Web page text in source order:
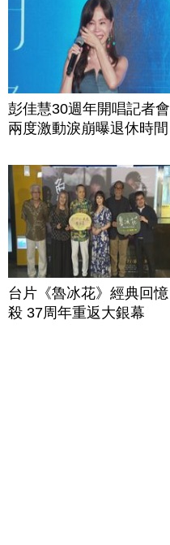
彭佳慧30週年開唱記者會
兩度激動淚崩曝退休時間
台片《魯冰花》經典回憶
殺 37周年重返大銀幕